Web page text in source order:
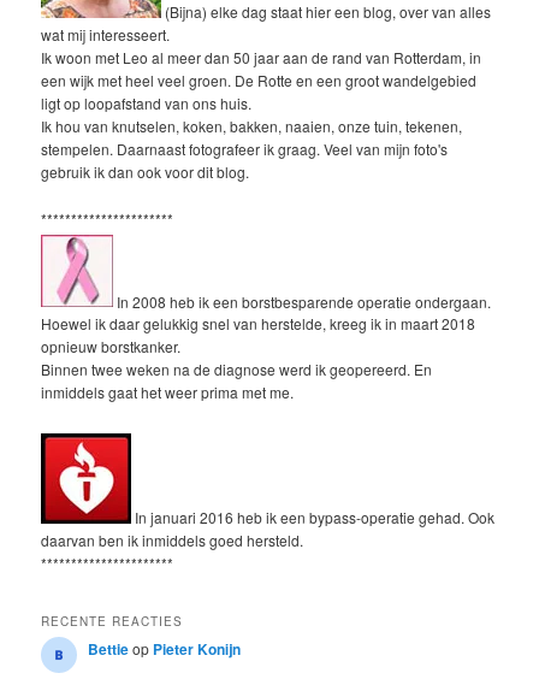
(Bijna) elke dag staat hier een blog, over van alles
wat mij interesseert.
Ik woon met Leo al meer dan 50 jaar aan de rand van Rotterdam, in
een wijk met heel veel groen. De Rotte en een groot wandelgebied
ligt op loopafstand van ons huis.
Ik hou van knutselen, koken, bakken, naaien, onze tuin, tekenen,
stempelen. Daarnaast fotografeer ik graag. Veel van mijn foto's
gebruik ik dan ook voor dit blog.
**********************
In 2008 heb ik een borstbesparende operatie ondergaan.
Hoewel ik daar gelukkig snel van herstelde, kreeg ik in maart 2018
opnieuw borstkanker.
Binnen twee weken na de diagnose werd ik geopereerd. En
inmiddels gaat het weer prima met me.
In januari 2016 heb ik een bypass-operatie gehad. Ook
daarvan ben ik inmiddels goed hersteld.
**********************
RECENTE REACTIES
Bettieop Pieter Konijn